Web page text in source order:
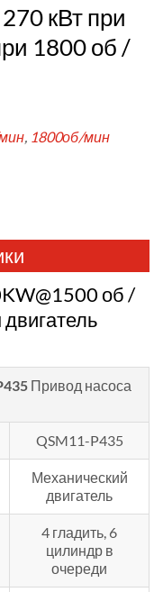
кВт при
1800 об /
1800об/мин
об /
Привод насоса
QSM11-P435
Механический
двигатель
4 гладить, 6
цилиндр в
очереди